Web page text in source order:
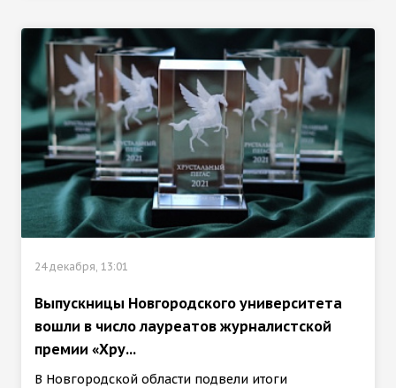
24 декабря, 13:01
Выпускницы Новгородского университета
вошли в число лауреатов журналистской
премии «Хру...
В Новгородской области подвели итоги